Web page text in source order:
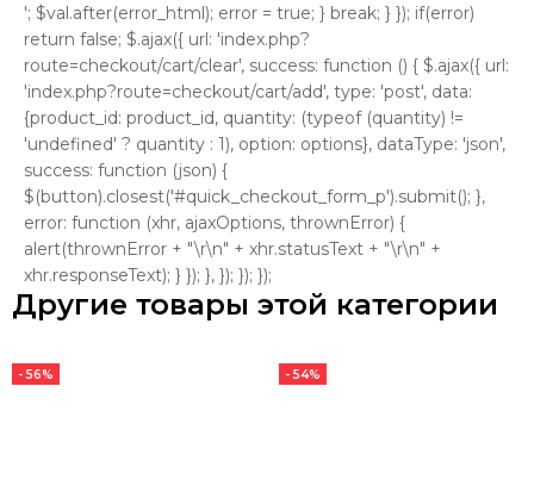
'; $val.after(error_html); error = true; } break; } }); if(error)
return false; $.ajax({ url: 'index.php?
route=checkout/cart/clear', success: function () { $.ajax({ url:
'index.php?route=checkout/cart/add', type: 'post', data:
{product_id: product_id, quantity: (typeof (quantity) !=
'undefined' ? quantity : 1), option: options}, dataType: 'json',
success: function (json) {
$(button).closest('#quick_checkout_form_p').submit(); },
error: function (xhr, ajaxOptions, thrownError) {
alert(thrownError + "\r\n" + xhr.statusText + "\r\n" +
xhr.responseText); } }); }, }); }); });
Другие товары этой категории
- 56% - 54%